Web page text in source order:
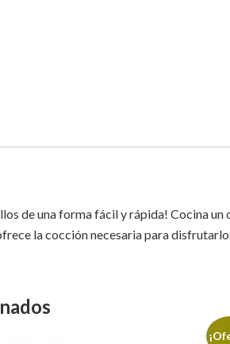
de una forma fácil y rápida! Cocina
la cocción necesaria para